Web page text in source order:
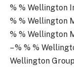
% % Wellington
% % Wellington
% % Wellington
– % % %
Wellington